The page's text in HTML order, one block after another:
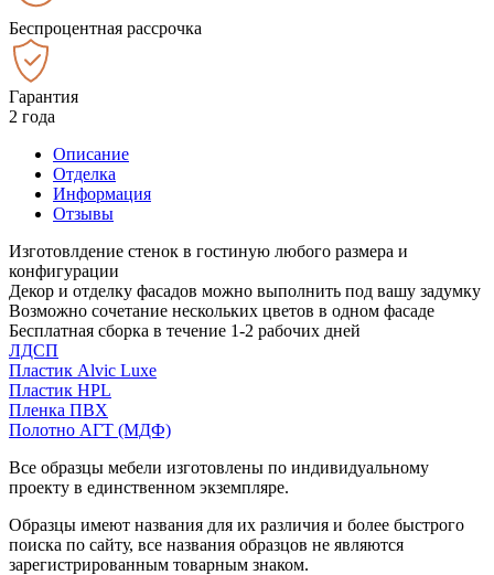
Беспроцентная рассрочка
Гарантия
2 года
Описание
Отделка
Информация
Отзывы
Изготовлдение стенок в гостиную любого размера и
конфигурации
Декор и отделку фасадов можно выполнить под вашу задумку
Возможно сочетание нескольких цветов в одном фасаде
Бесплатная сборка в течение 1-2 рабочих дней
ЛДСП
Пластик Alvic Luxe
Пластик HPL
Пленка ПВХ
Полотно АГТ (МДФ)
Все образцы мебели изготовлены по индивидуальному
проекту в единственном экземпляре.
Образцы имеют названия для их различия и более быстрого
поиска по сайту, все названия образцов не являются
зарегистрированным товарным знаком.